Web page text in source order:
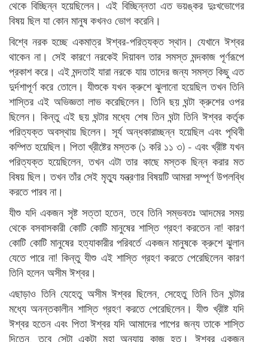
থেকে বিচ্ছিন্ন হয়েছিলেন। এই বিচ্ছিন্নতা এত ভয়ঙ্কর দুঃখভোগের
বিষয় ছিল যা কোন মানুষ কখনও ভোগ করেনি।
বিশ্বে নরক হচ্ছে একমাত্র ঈশ্বর-পরিত্যক্ত স্থান। যেখানে ঈশ্বর
থাকেন না। সেই কারণে নরকেই দিয়াবল তার সমস্ত মন্দকাজ পূর্ণরূপে
প্রকাশ করে। এই মন্দতাই যারা নরকে যায় তাদের জন্য সমস্ত কিছু এত
দুর্দশাপূর্ণ করে তোলে। যীশুকে যখন ক্রুশে ঝুলানো হয়েছিল তখন তিনি
শাস্তির এই অভিজ্ঞতা লাভ করেছিলেন। তিনি ছয় ঘন্টা ক্রুশের ওপর
ছিলেন। কিন্তু এই ছয় ঘন্টার মধ্যে শেষ তিন ঘন্টা তিনি ঈশ্বর কর্তৃক
পরিত্যক্ত অবস্থায় ছিলেন। সূর্য অন্ধকারাচ্ছন্ন হয়েছিল এবং পৃথিবী
কম্পিত হয়েছিল। পিতা খ্রীষ্টের মস্তক (১ করি ১১ ৩) - এবং খ্রীষ্ট যখন
পরিত্যক্ত হয়েছিলেন, তখন এটা তার কাছে মস্তক ছিন্ন করার মত
বিষয় ছিল। তখন তাঁর সেই মৃত্যু যন্ত্রণার বিষয়টি আমরা সম্পূর্ণ উপলব্ধি
করতে পারব না।
যীশু যদি একজন সৃষ্ট সত্তা হতেন, তবে তিনি সম্ভবতঃ আদমের সময়
থেকে বসবাসকারী কোটি কোটি মানুষের শাস্তি গ্রহণ করতেন না! কারণ
কোটি কোটি মানুষের হত্যাকারীর পরিবর্তে একজন মানুষকে ক্রুশে ঝুলান
যেতে পারে না! কিন্তু যীশু এই শাস্তি গ্রহণ করতে পেরেছিলেন কারণ
তিনি হলেন অসীম ঈশ্বর।
এছাড়াও তিনি যেহেতু অসীম ঈশ্বর ছিলেন, সেহেতু তিনি তিন ঘন্টার
মধ্যে অনন্তকালীন শাস্তি গ্রহণ করতে পেরেছিলেন। যীশু খ্রীষ্ট যদি
ঈশ্বর হতেন এবং পিতা ঈশ্বর যদি আমাদের পাপের জন্য তাকে শাস্তি
দিতেন, তবে সেটা একটা মহা অন্যায় কাজ হত। ঈশ্বর একজন